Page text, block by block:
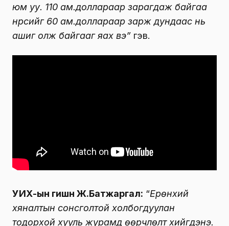
юм уу. 110 ам.доллараар зарагдаж байгаа
нүүрсийг 60 ам.доллараар зарж дундаас нь
ашиг олж байгааг яах вэ” гэв.
УИХ-ын гишүүн Ж.Батжаргал: “Ерөнхий
хяналтын сонсголтой холбогдуулан
тодорхой хууль журамд өөрчлөлт хийгдэнэ.